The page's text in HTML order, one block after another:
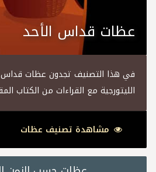
عظات قداس الأحد
في هذا التصنيف تجدون عظات قداس
الليتورجية مع القراءات من الكتاب